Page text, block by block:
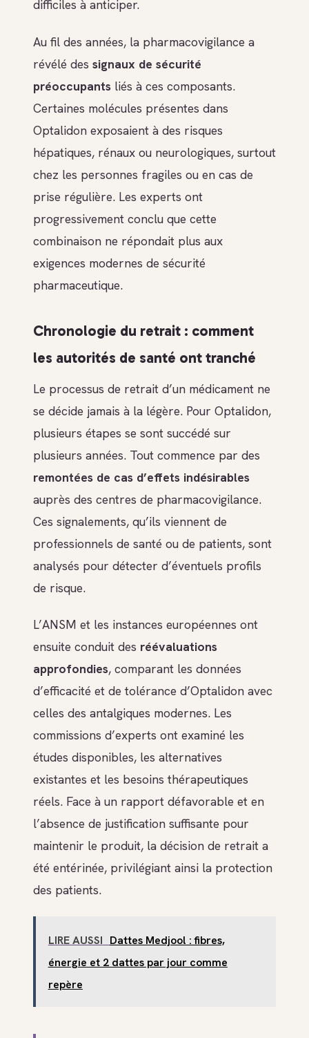
difficiles à anticiper.
Au fil des années, la pharmacovigilance a
révélé des signaux de sécurité
préoccupants liés à ces composants.
Certaines molécules présentes dans
Optalidon exposaient à des risques
hépatiques, rénaux ou neurologiques, surtout
chez les personnes fragiles ou en cas de
prise régulière. Les experts ont
progressivement conclu que cette
combinaison ne répondait plus aux
exigences modernes de sécurité
pharmaceutique.
Chronologie du retrait : comment
les autorités de santé ont tranché
Le processus de retrait d’un médicament ne
se décide jamais à la légère. Pour Optalidon,
plusieurs étapes se sont succédé sur
plusieurs années. Tout commence par des
remontées de cas d’effets indésirables
auprès des centres de pharmacovigilance.
Ces signalements, qu’ils viennent de
professionnels de santé ou de patients, sont
analysés pour détecter d’éventuels profils
de risque.
L’ANSM et les instances européennes ont
ensuite conduit des réévaluations
approfondies, comparant les données
d’efficacité et de tolérance d’Optalidon avec
celles des antalgiques modernes. Les
commissions d’experts ont examiné les
études disponibles, les alternatives
existantes et les besoins thérapeutiques
réels. Face à un rapport défavorable et en
l’absence de justification suffisante pour
maintenir le produit, la décision de retrait a
été entérinée, privilégiant ainsi la protection
des patients.
LIRE AUSSI Dattes Medjool : fibres,
énergie et 2 dattes par jour comme
repère